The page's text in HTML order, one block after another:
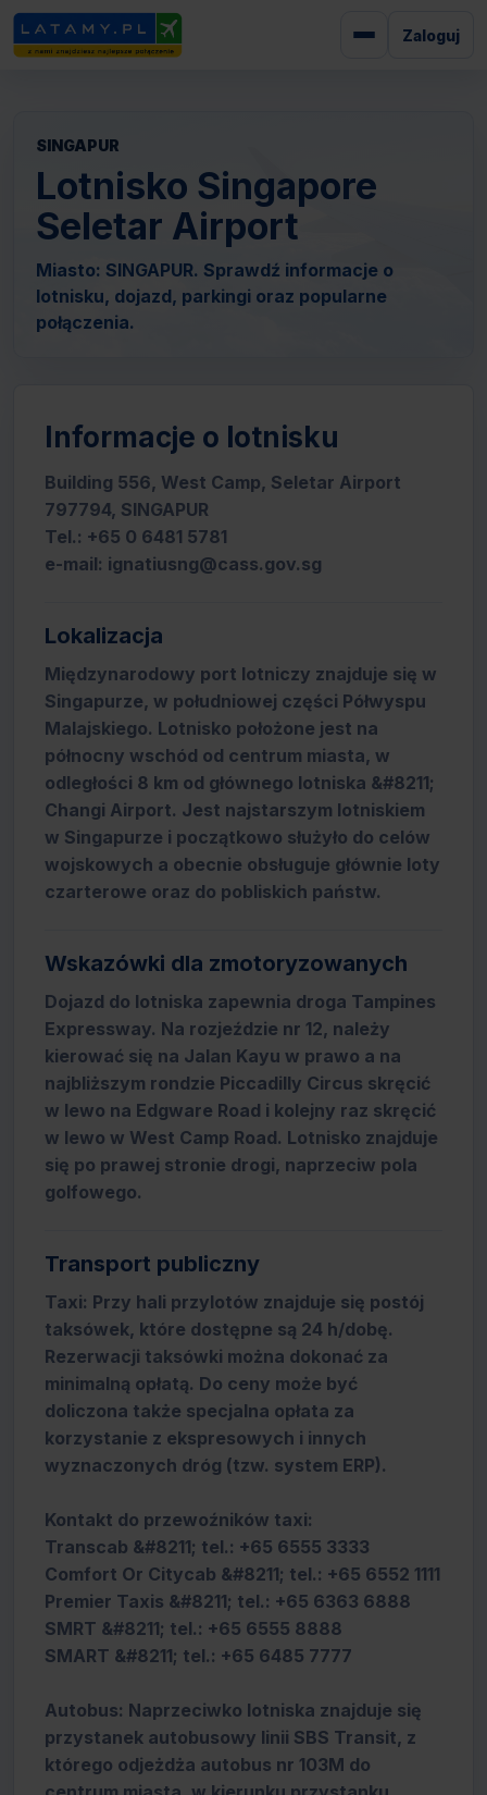
Zaloguj
SINGAPUR
Lotnisko Singapore
Seletar Airport
Miasto: SINGAPUR. Sprawdź informacje o
lotnisku, dojazd, parkingi oraz popularne
połączenia.
Informacje o lotnisku
Building 556, West Camp, Seletar Airport
797794, SINGAPUR
Tel.: +65 0 6481 5781
e-mail: ignatiusng@cass.gov.sg
Lokalizacja
Międzynarodowy port lotniczy znajduje się w
Singapurze, w południowej części Półwyspu
Malajskiego. Lotnisko położone jest na
północny wschód od centrum miasta, w
odległości 8 km od głównego lotniska &#8211;
Changi Airport. Jest najstarszym lotniskiem
w Singapurze i początkowo służyło do celów
wojskowych a obecnie obsługuje głównie loty
czarterowe oraz do pobliskich państw.
Wskazówki dla zmotoryzowanych
Dojazd do lotniska zapewnia droga Tampines
Expressway. Na rozjeździe nr 12, należy
kierować się na Jalan Kayu w prawo a na
najbliższym rondzie Piccadilly Circus skręcić
w lewo na Edgware Road i kolejny raz skręcić
w lewo w West Camp Road. Lotnisko znajduje
się po prawej stronie drogi, naprzeciw pola
golfowego.
Transport publiczny
Taxi: Przy hali przylotów znajduje się postój
taksówek, które dostępne są 24 h/dobę.
Rezerwacji taksówki można dokonać za
minimalną opłatą. Do ceny może być
doliczona także specjalna opłata za
korzystanie z ekspresowych i innych
wyznaczonych dróg (tzw. system ERP).
Kontakt do przewoźników taxi:
Transcab &#8211; tel.: +65 6555 3333
Comfort Or Citycab &#8211; tel.: +65 6552 1111
Premier Taxis &#8211; tel.: +65 6363 6888
SMRT &#8211; tel.: +65 6555 8888
SMART &#8211; tel.: +65 6485 7777
Autobus: Naprzeciwko lotniska znajduje się
przystanek autobusowy linii SBS Transit, z
którego odjeżdża autobus nr 103M do